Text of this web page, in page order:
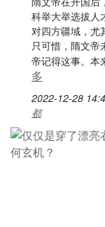
科举大举选拔人
对四方疆域，尤
只可惜，隋文帝
帝记得这事。本
多
2022-12-28
都